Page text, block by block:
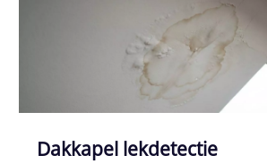
Dakkapel lekdetectie